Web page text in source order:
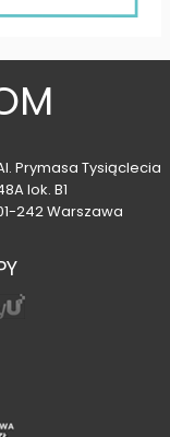
Prymasa Tysiąclecia
lok. B1
242 Warszawa